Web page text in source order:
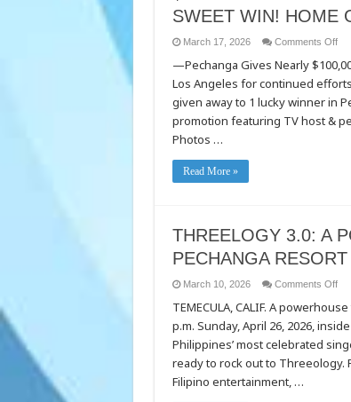
SWEET WIN! HOME
March 17, 2026 Comments Offon
—Pechanga Gives Nearly
Los Angeles for continued
given away to 1 lucky winner in
promotion featuring TV host &
Photos …
Read More »
THREELOGY 3.0: A
PECHANGA
March 10, 2026 Comments Offon
A
AT
TEMECULA, CALIF. A
p.m. Sunday, April 26, 2026,
Philippines’ most celebrated
ready to rock out to Threeology.
Filipino entertainment, …